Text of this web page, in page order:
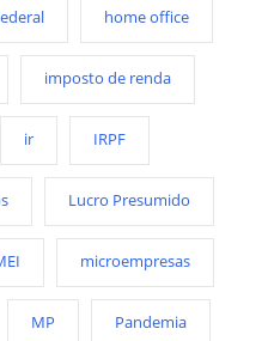
home office
imposto de renda
ir IRPF
Lucro Presumido
microempresas
MP Pandemia